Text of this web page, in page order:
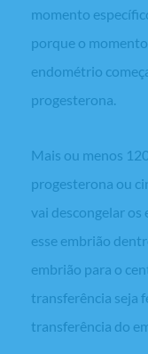
momento
porque o
endométrio
progesterona.
Mais ou menos
progesterona ou
vai descongelar
esse embrião
embrião para o
transferência seja
transferência do